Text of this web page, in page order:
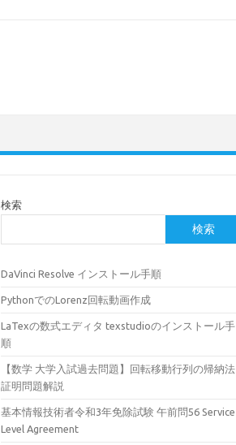
検索
検索
DaVinci Resolve インストール手順
PythonでのLorenz回転動画作成
LaTexの数式エディタ texstudioのインストール手
順
【数学 大学入試過去問題】回転移動行列の帰納法
証明問題解説
基本情報技術者令和3年免除試験 午前問56 Service
Level Agreement